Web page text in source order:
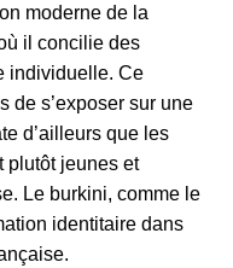
moderne de la
il concilie des
individuelle. Ce
de s’exposer sur une
d’ailleurs que les
plutôt jeunes et
Le burkini, comme le
identitaire dans